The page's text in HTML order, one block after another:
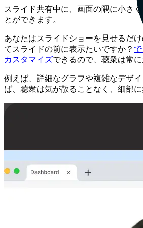
スライド共有中に、画面の隅に小さ
とができます。
あなたはスライドショーを見せるだ
てスライドの前に表示たいですか？
カスタマイズできるので、聴衆は常
例えば、詳細なグラフや複雑なデザ
ば、聴衆は気が散ることなく、細部